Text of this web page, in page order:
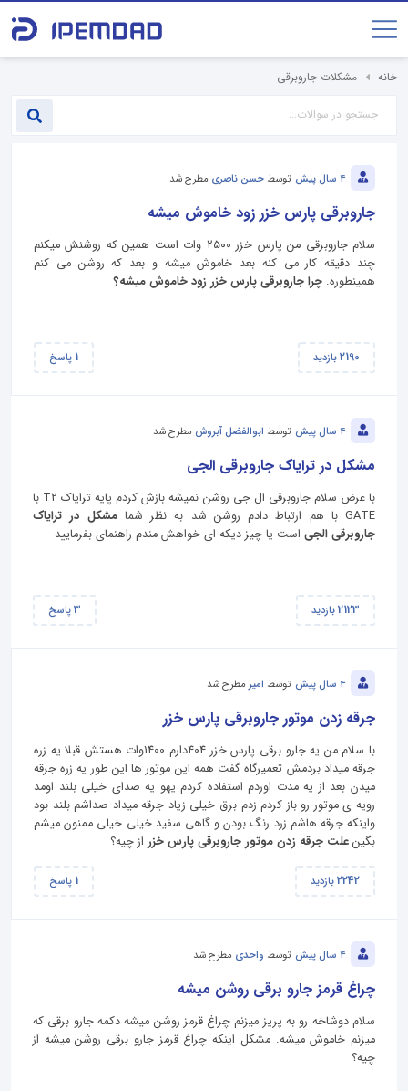
خانه مشکلات جاروبرقی
4 سال پیش توسط حسن ناصری مطرح شد
جاروبرقی پارس خزر زود خاموش میشه
سلام جاروبرقی من پارس خزر ۲۵۰۰ وات است همین که روشنش میکنم
چند دقیقه کار می کنه بعد خاموش میشه و بعد که روشن می کنم
همینطوره. چرا جاروبرقی پارس خزر زود خاموش میشه؟
2190بازدید 1 پاسخ
4 سال پیش توسط ابوالفضل آبروش مطرح شد
مشکل در ترایاک جاروبرقی الجی
با عرض سلام جاروبرقی ال جی روشن نمیشه بازش کردم پایه ترایاک T2 با
GATE با هم ارتباط دادم روشن شد به نظر شما
مشکل در ترایاک
جاروبرقی الجی است یا چیز دیکه ای خواهش مندم راهنمای بفرمایید
2123بازدید 3پاسخ
4 سال پیش توسط امیر مطرح شد
جرقه زدن موتور جاروبرقی پارس خزر
با سلام من یه جارو برقی پارس خزر 404دارم 1400وات هستش قبلا یه زره
جرقه میداد بردمش تعمیرگاه گفت همه این موتور ها این طور یه زره جرقه
میدن بعد از یه مدت اوردم استفاده کردم یهو یه صدای خیلی بلند اومد
رویه ی موتور رو باز کردم زدم برق خیلی زیاد جرقه میداد صداشم بلند بود
واینکه جرقه هاشم زرد رنگ بودن و گاهی سفید خیلی خیلی ممنون میشم
بگین علت جرقه زدن موتور جاروبرقی پارس خزر از چیه؟
2242بازدید 1 پاسخ
4 سال پیش توسط واحدی مطرح شد
چراغ قرمز جارو برقی روشن میشه
سلام دوشاخه رو به پریز میزنم چراغ قرمز روشن میشه دکمه جارو برقی که
میزنم خاموش میشه. مشکل اینکه چراغ قرمز جارو برقی روشن میشه از
چیه؟